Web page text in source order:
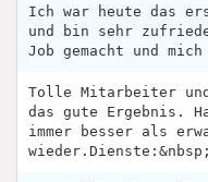
Ich war heute das
und bin sehr
Job gemacht und
Tolle Mitarbeiter
das gute Ergebnis.
immer besser als